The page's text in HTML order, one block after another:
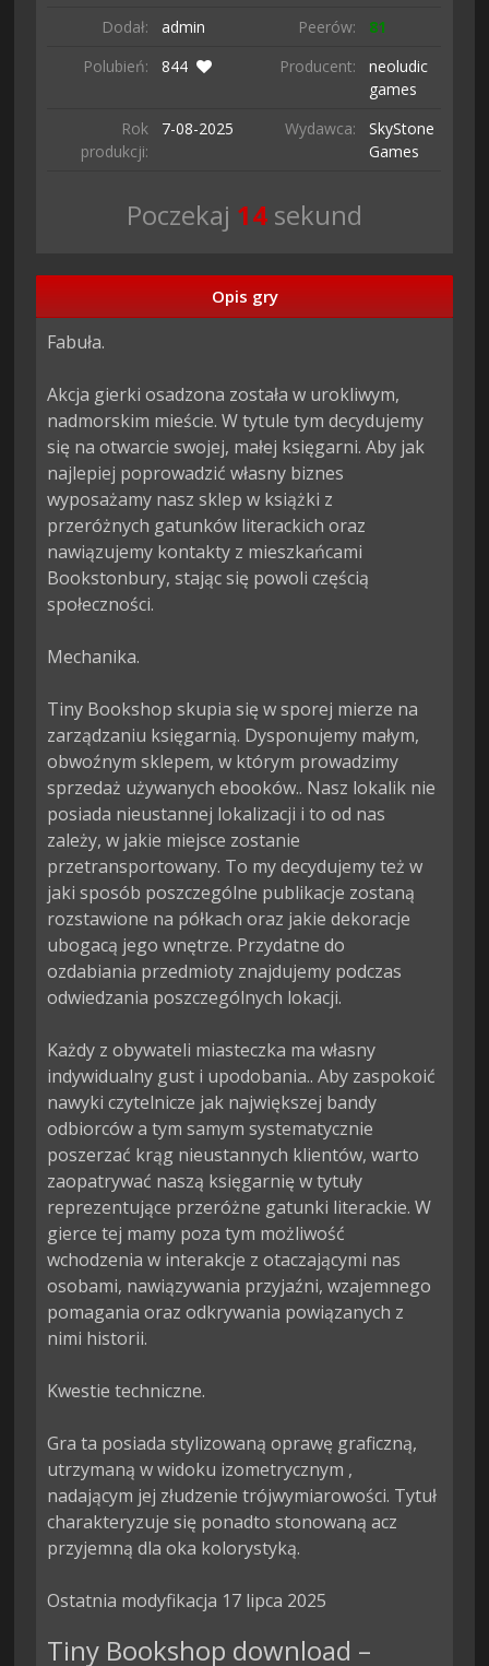
Dodał:
admin Peerów:
81
Polubień:
844 Producent:
neoludic
games
Rok
produkcji:
7-08-2025 Wydawca:
SkyStone
Games
Poczekaj 13 sekund
Opis gry
Fabuła.
Akcja gierki osadzona została w urokliwym,
nadmorskim mieście. W tytule tym decydujemy
się na otwarcie swojej, małej księgarni. Aby jak
najlepiej poprowadzić własny biznes
wyposażamy nasz sklep w książki z
przeróżnych gatunków literackich oraz
nawiązujemy kontakty z mieszkańcami
Bookstonbury, stając się powoli częścią
społeczności.
Mechanika.
Tiny Bookshop skupia się w sporej mierze na
zarządzaniu księgarnią. Dysponujemy małym,
obwoźnym sklepem, w którym prowadzimy
sprzedaż używanych ebooków.. Nasz lokalik nie
posiada nieustannej lokalizacji i to od nas
zależy, w jakie miejsce zostanie
przetransportowany. To my decydujemy też w
jaki sposób poszczególne publikacje zostaną
rozstawione na półkach oraz jakie dekoracje
ubogacą jego wnętrze. Przydatne do
ozdabiania przedmioty znajdujemy podczas
odwiedzania poszczególnych lokacji.
Każdy z obywateli miasteczka ma własny
indywidualny gust i upodobania.. Aby zaspokoić
nawyki czytelnicze jak największej bandy
odbiorców a tym samym systematycznie
poszerzać krąg nieustannych klientów, warto
zaopatrywać naszą księgarnię w tytuły
reprezentujące przeróżne gatunki literackie. W
gierce tej mamy poza tym możliwość
wchodzenia w interakcje z otaczającymi nas
osobami, nawiązywania przyjaźni, wzajemnego
pomagania oraz odkrywania powiązanych z
nimi historii.
Kwestie techniczne.
Gra ta posiada stylizowaną oprawę graficzną,
utrzymaną w widoku izometrycznym ,
nadającym jej złudzenie trójwymiarowości. Tytuł
charakteryzuje się ponadto stonowaną acz
przyjemną dla oka kolorystyką.
Ostatnia modyfikacja 17 lipca 2025
Tiny Bookshop download –